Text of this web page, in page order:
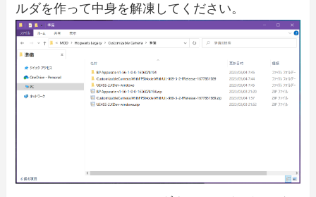
ルダを作って中身を解凍してください。